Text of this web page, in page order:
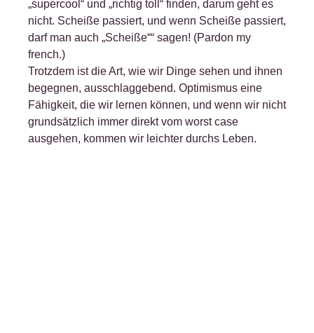
„supercool“ und „richtig toll“ finden, darum geht es
nicht. Scheiße passiert, und wenn Scheiße passiert,
darf man auch „Scheiße““ sagen! (Pardon my
french.)
Trotzdem ist die Art, wie wir Dinge sehen und ihnen
begegnen, ausschlaggebend. Optimismus eine
Fähigkeit, die wir lernen können, und wenn wir nicht
grundsätzlich immer direkt vom worst case
ausgehen, kommen wir leichter durchs Leben.